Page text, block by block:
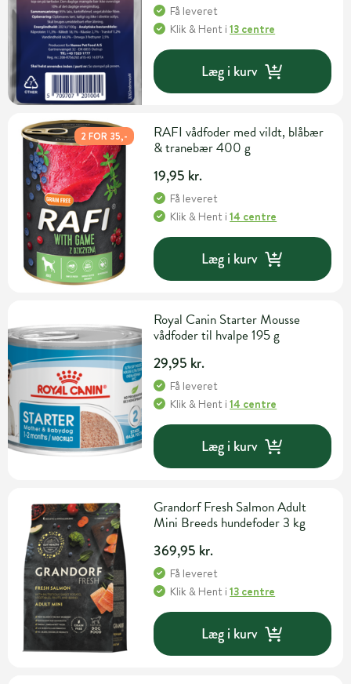
Få leveret
Klik & Hent i13 centre
Læg i kurv
2 FOR 35,-
RAFI vådfoder med vildt, blåbær
& tranebær 400 g
19,95 kr.
Få leveret
Klik & Hent i14 centre
Læg i kurv
Royal Canin Starter Mousse
vådfoder til hvalpe 195 g
29,95 kr.
Få leveret
Klik & Hent i14 centre
Læg i kurv
Grandorf Fresh Salmon Adult
Mini Breeds hundefoder 3 kg
369,95 kr.
Få leveret
Klik & Hent i13 centre
Læg i kurv